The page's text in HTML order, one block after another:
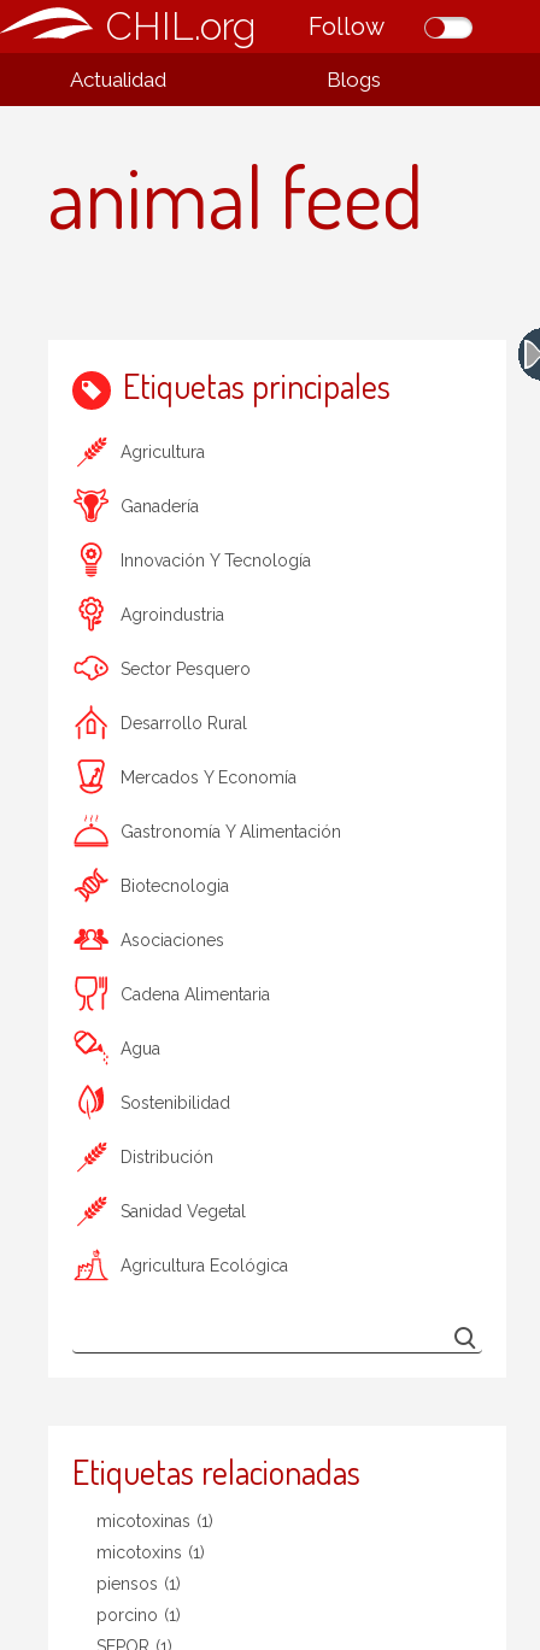
CHIL.org Follow
Actualidad Blogs
animal feed
Etiquetas principales
Agricultura
Ganadería
Innovación Y Tecnología
Agroindustria
Sector Pesquero
Desarrollo Rural
Mercados Y Economía
Gastronomía Y Alimentación
Biotecnologia
Asociaciones
Cadena Alimentaria
Agua
Sostenibilidad
Distribución
Sanidad Vegetal
Agricultura Ecológica
Etiquetas relacionadas
micotoxinas (1)
micotoxins (1)
piensos (1)
porcino (1)